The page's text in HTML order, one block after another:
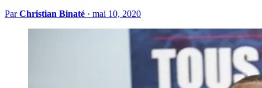
ParChristian Binaté · mai 10, 2020